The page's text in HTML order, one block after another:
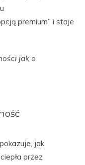
premium” i staje
jak o
jak
przez